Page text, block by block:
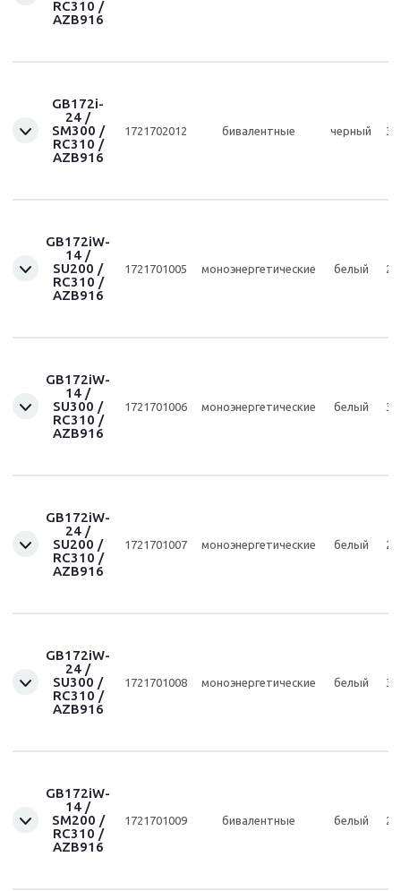
RC310 /
AZB916
GB172i-
24 /
SM300 /
RC310 /
AZB916
1721702012 бивалентные черный
GB172iW-
14 /
SU200 /
RC310 /
AZB916
1721701005 моноэнергетические белый
GB172iW-
14 /
SU300 /
RC310 /
AZB916
1721701006 моноэнергетические белый
GB172iW-
24 /
SU200 /
RC310 /
AZB916
1721701007 моноэнергетические белый
GB172iW-
24 /
SU300 /
RC310 /
AZB916
1721701008 моноэнергетические белый
GB172iW-
14 /
SM200 /
RC310 /
AZB916
1721701009 бивалентные белый